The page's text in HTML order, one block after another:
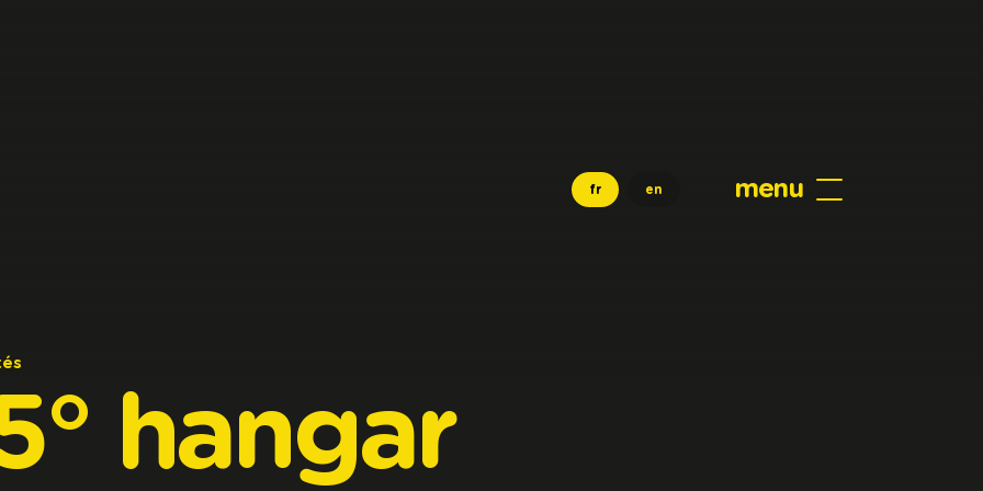
fr en menu
hangar